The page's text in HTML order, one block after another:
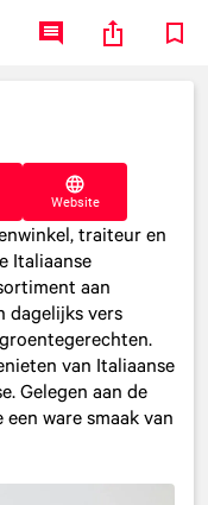
Website
traiteur en
Italiaanse
aan
dagelijks vers
van Italiaanse
Gelegen aan de
ware smaak van